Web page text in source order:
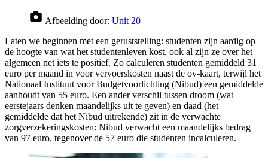
Afbeelding door: Unit 20
Laten we beginnen met een geruststelling: studenten zijn aardig op
de hoogte van wat het studentenleven kost, ook al zijn ze over het
algemeen net iets te positief. Zo calculeren studenten gemiddeld 31
euro per maand in voor vervoerskosten naast de ov-kaart, terwijl het
Nationaal Instituut voor Budgetvoorlichting (Nibud) een gemiddelde
aanhoudt van 55 euro. Een ander verschil tussen droom (wat
eerstejaars denken maandelijks uit te geven) en daad (het
gemiddelde dat het Nibud uitrekende) zit in de verwachte
zorgverzekeringskosten: Nibud verwacht een maandelijks bedrag
van 97 euro, tegenover de 57 euro die studenten incalculeren.